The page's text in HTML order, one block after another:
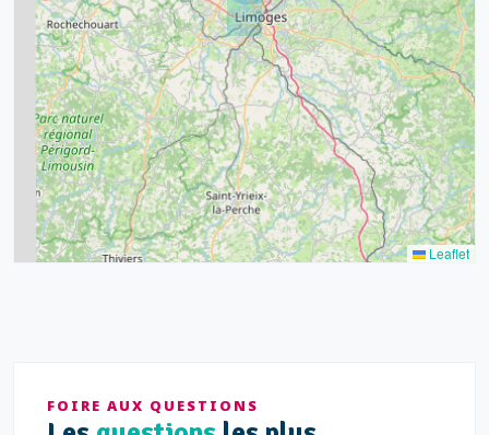
9
2
3
11
5
8
7
20
15
Leaflet
FOIRE AUX QUESTIONS